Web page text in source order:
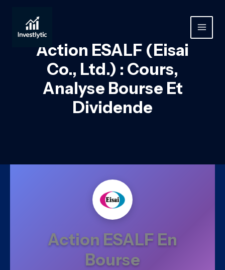
contenu
MAIN
Action ESALF (Eisai
Co., Ltd.) : Cours,
Analyse Bourse Et
Dividende
Action ESALF En
Bourse